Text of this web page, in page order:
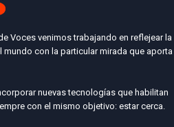
Voces venimos trabajando en reflejear la
con la particular mirada que aporta
nuevas tecnologías que habilitan
con el mismo objetivo: estar cerca.